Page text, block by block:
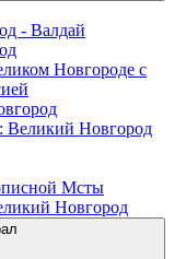
- Валдай
Новгороде с
Великий Новгород
Мсты
Новгород